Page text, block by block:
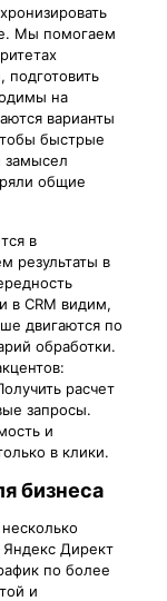
Мы помогаем
подготовить
на
варианты
быстрые
замысел
общие
в
результаты в
в CRM видим,
двигаются по
обработки.
расчет
запросы.
и
в клики.
бизнеса
Директ
по более
и